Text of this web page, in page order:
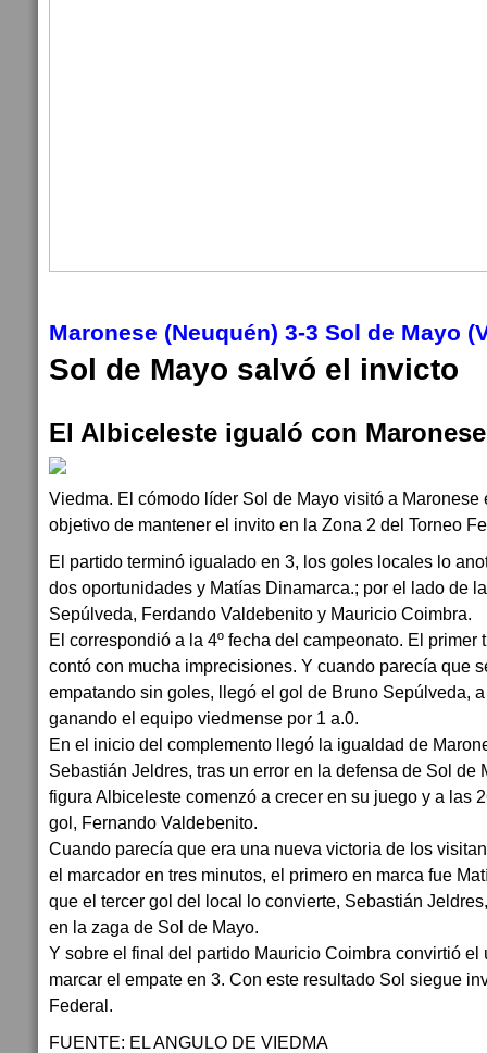
Maronese (Neuquén) 3-3 Sol de Mayo
Sol de Mayo salvó el invicto
El Albiceleste igualó con
Viedma. El cómodo líder Sol de Mayo visitó a Maronese
objetivo de mantener el invito en la Zona 2 del Torneo
El partido terminó igualado en 3, los goles locales lo
dos oportunidades y Matías Dinamarca.; por el lado de
Sepúlveda, Ferdando Valdebenito y Mauricio Coimbra.
El correspondió a la 4º fecha del campeonato. El primer
contó con mucha imprecisiones. Y cuando parecía que
empatando sin goles, llegó el gol de Bruno Sepúlveda,
ganando el equipo viedmense por 1 a.0.
En el inicio del complemento llegó la igualdad de
Sebastián Jeldres, tras un error en la defensa de Sol de
figura Albiceleste comenzó a crecer en su juego y a las
gol, Fernando Valdebenito.
Cuando parecía que era una nueva victoria de los
el marcador en tres minutos, el primero en marca fue
que el tercer gol del local lo convierte, Sebastián
en la zaga de Sol de Mayo.
Y sobre el final del partido Mauricio Coimbra convirtió el
marcar el empate en 3. Con este resultado Sol siegue
Federal.
FUENTE: EL ANGULO DE VIEDMA